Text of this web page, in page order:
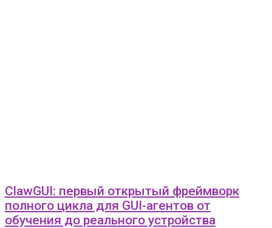
ClawGUI: первый открытый фреймворк
полного цикла для GUI-агентов от
обучения до реального устройства